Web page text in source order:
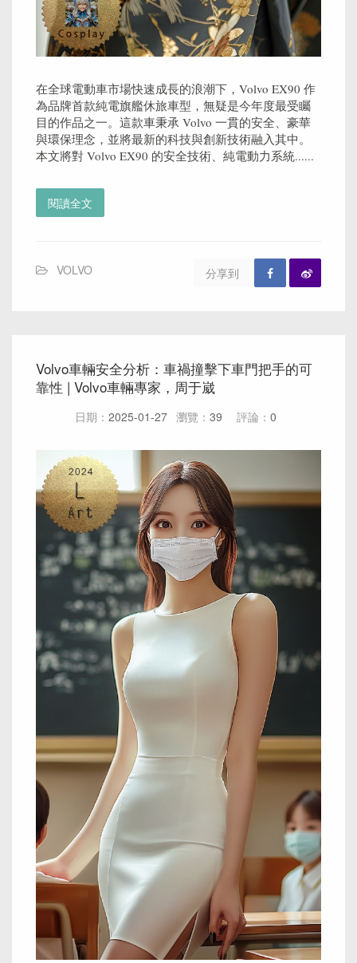
在全球電動車市場快速成長的浪潮下，Volvo EX90 作
為品牌首款純電旗艦休旅車型，無疑是今年度最受矚
目的作品之一。這款車秉承 Volvo 一貫的安全、豪華
與環保理念，並將最新的科技與創新技術融入其中。
本文將對 Volvo EX90 的安全技術、純電動力系統......
閱讀全文
VOLVO 分享到
Volvo車輛安全分析：車禍撞擊下車門把手的可
靠性 | Volvo車輛專家，周于崴
日期： 2025-01-27 瀏覽： 39 評論： 0